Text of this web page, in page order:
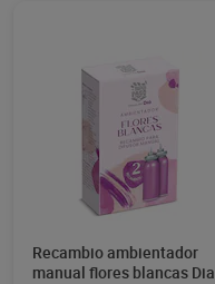
Recambio ambientador
manual flores blancas Dia